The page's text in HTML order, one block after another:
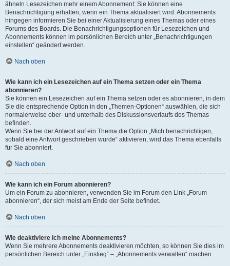
ähneln Lesezeichen mehr einem Abonnement: Sie können eine
Benachrichtigung erhalten, wenn ein Thema aktualisiert wird. Abonnements
hingegen informieren Sie bei einer Aktualisierung eines Themas oder eines
Forums des Boards. Die Benachrichtigungsoptionen für Lesezeichen und
Abonnements können im persönlichen Bereich unter „Benachrichtigungen
einstellen“ geändert werden.
Nach oben
Wie kann ich ein Lesezeichen auf ein Thema setzen oder ein Thema
abonnieren?
Sie können ein Lesezeichen auf ein Thema setzen oder es abonnieren, in dem
Sie die entsprechende Option in den „Themen-Optionen“ auswählen, die sich
normalerweise ober- und unterhalb des Diskussionsverlaufs des Themas
befinden.
Wenn Sie bei der Antwort auf ein Thema die Option „Mich benachrichtigen,
sobald eine Antwort geschrieben wurde“ aktivieren, wird das Thema ebenfalls
für Sie abonniert.
Nach oben
Wie kann ich ein Forum abonnieren?
Um ein Forum zu abonnieren, verwenden Sie im Forum den Link „Forum
abonnieren“, der sich meist am Ende der Seite befindet.
Nach oben
Wie deaktiviere ich meine Abonnements?
Wenn Sie mehrere Abonnements deaktivieren möchten, so können Sie dies im
persönlichen Bereich unter „Einstieg“ – „Abonnements verwalten“ machen.